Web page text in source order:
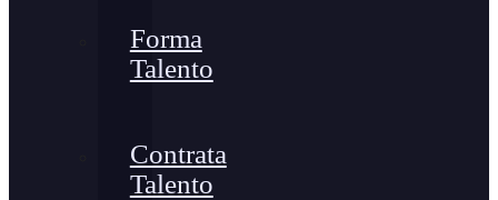
Forma
Talento
Contrata
Talento